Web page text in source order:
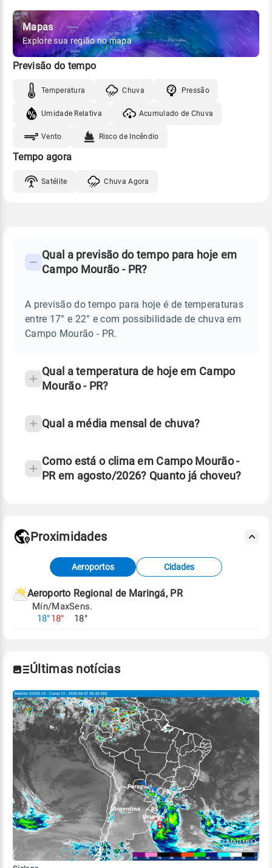
Mapas
Explore sua região no mapa
Previsão do tempo
Temperatura Chuva Pressão
Umidade Relativa Acumulado de Chuva
Vento Risco de Incêndio
Tempo agora
Satélite Chuva Agora
PREVISÃO
TEMPO
MOURÃO
Perguntas
sobre
chuva
Qual a previsão do tempo para hoje em
Campo Mourão - PR?
A previsão do tempo para hoje é de temperaturas
entre 17° e 22° e com possibilidade de chuva em
Campo Mourão - PR.
Qual a temperatura de hoje em Campo
Mourão - PR?
Qual a média mensal de chuva?
Como está o clima em Campo Mourão -
PR em agosto/2026? Quanto já choveu?
Fonte: dados combinados de estações
meteorológicas e satélite do Centro de Previsão
de Tempo e Estudos Climáticos (CPTEC).
Para obter mais informações sobre os dados
Proximidades
Aeroportos Cidades
Aeroporto Regional de Maringá, PR
Mín/Max
18°18°
Sens.
18°
Últimas notícias